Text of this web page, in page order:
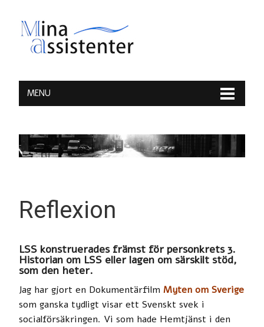
MENU
Reflexion
LSS konstruerades främst för personkrets 3.
Historian om LSS eller lagen om särskilt stöd,
som den heter.
Jag har gjort en Dokumentärfilm Myten om Sverige
som ganska tydligt visar ett Svenskt svek i
socialförsäkringen. Vi som hade Hemtjänst i den